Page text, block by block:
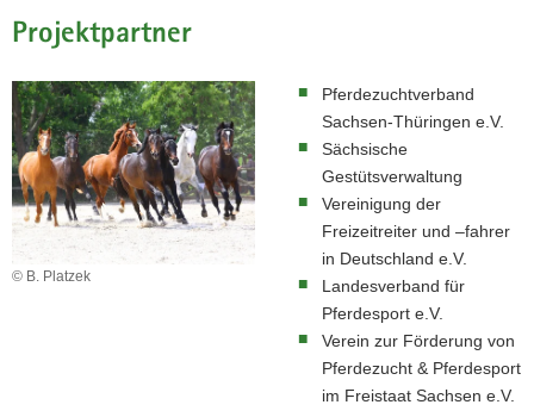
a
i
g
a
t
i
o
n
Projektpartner
© B. Platzek
Pferdezuchtverband
Sachsen-Thüringen e.V.
Sächsische
Gestütsverwaltung
Vereinigung der
Freizeitreiter und –fahrer
in Deutschland e.V.
Landesverband für
Pferdesport e.V.
Verein zur Förderung von
Pferdezucht & Pferdesport
im Freistaat Sachsen e.V.